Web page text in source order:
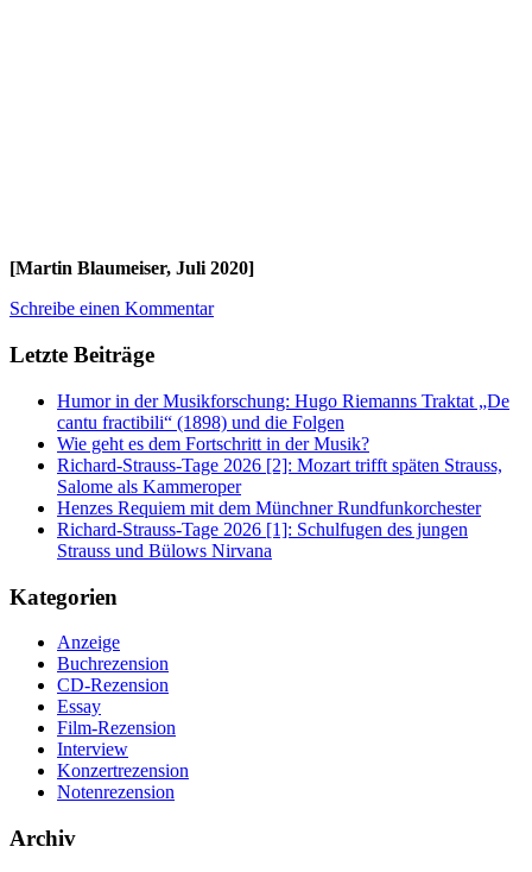
[Martin Blaumeiser, Juli 2020]
Schreibe einen Kommentar
Letzte Beiträge
Humor in der Musikforschung: Hugo Riemanns Traktat „De
cantu fractibili“ (1898) und die Folgen
Wie geht es dem Fortschritt in der Musik?
Richard-Strauss-Tage 2026 [2]: Mozart trifft späten Strauss,
Salome als Kammeroper
Henzes Requiem mit dem Münchner Rundfunkorchester
Richard-Strauss-Tage 2026 [1]: Schulfugen des jungen
Strauss und Bülows Nirvana
Kategorien
Anzeige
Buchrezension
CD-Rezension
Essay
Film-Rezension
Interview
Konzertrezension
Notenrezension
Archiv